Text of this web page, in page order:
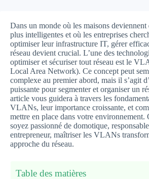
Dans un monde où les maisons deviennent
plus intelligentes et où les entreprises
optimiser leur infrastructure IT, gérer
réseau devient crucial. L’une des
optimiser et sécuriser tout réseau est le
Local Area Network). Ce concept peut
complexe au premier abord, mais il s’agit
puissante pour segmenter et organiser un
article vous guidera à travers les
VLANs, leur importance croissante, et
mettre en place dans votre environnement.
soyez passionné de domotique,
entrepreneur, maîtriser les VLANs
approche du réseau.
Table des matières